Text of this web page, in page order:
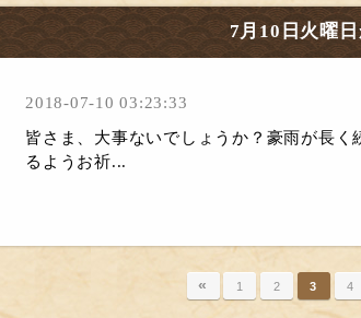
7月10日火曜
2018-07-10 03:23:33
皆さま、大事ないでしょうか？豪雨が長
るようお祈...
« 1 2 3 4